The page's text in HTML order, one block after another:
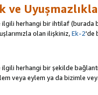
ve
ilgili herhangi bir ihtilaf
olan ilişkiniz,Ek-2'de
ilgili herhangi bir şekilde
veya eylem ya da bizimle